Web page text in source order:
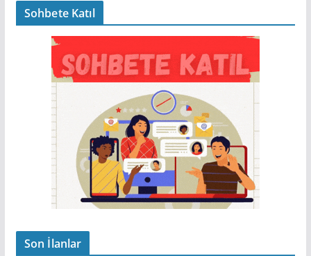
Sohbete Katıl
Son İlanlar